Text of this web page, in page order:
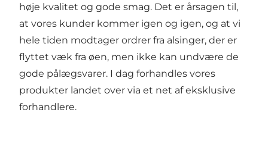
høje kvalitet og gode smag. Det er årsagen til,
at vores kunder kommer igen og igen, og at vi
hele tiden modtager ordrer fra alsinger, der er
flyttet væk fra øen, men ikke kan undvære de
gode pålægsvarer. I dag forhandles vores
produkter landet over via et net af eksklusive
forhandlere.